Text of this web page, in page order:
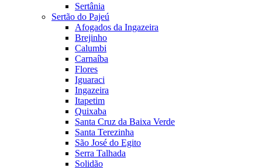
Sertânia
Sertão do Pajeú
Afogados da Ingazeira
Brejinho
Calumbi
Carnaíba
Flores
Iguaraci
Ingazeira
Itapetim
Quixaba
Santa Cruz da Baixa Verde
Santa Terezinha
São José do Egito
Serra Talhada
Solidão